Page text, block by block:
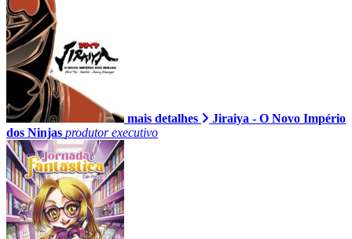
mais detalhes
Jiraiya - O Novo Império
dos Ninjas produtor executivo